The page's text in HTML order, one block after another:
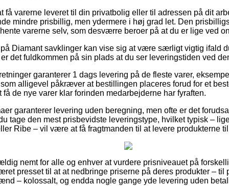
få varerne leveret til din privatbolig eller til adressen på dit
mindre prisbillig, men ydermere i høj grad let. Den
varerne selv, som desværre beroer på at du er lige ved
Diamant savklinger kan vise sig at være særligt vigtig ifald
det fuldkommen på sin plads at du ser leveringstiden ved
garanterer 1 dags levering på de fleste varer,
alligevel påkræver at bestillingen placeres forud for et
få de nye varer klar forinden medarbejderne har fyraften.
garanterer levering uden beregning, men ofte er det
tage den mest prisbevidste leveringstype, hvilket typisk –
Ribe – vil være at få fragtmanden til at levere produkterne
nemt for alle og enhver at vurdere prisniveauet på
presset til at at nedbringe priserne på deres produkter – til
– kolossalt, og endda nogle gange yde levering uden